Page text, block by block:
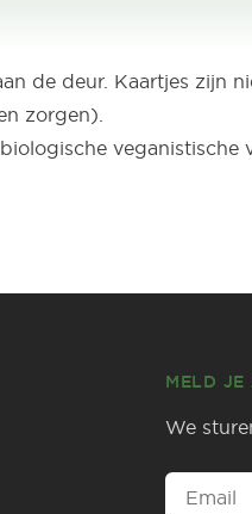
de deur. Kaartjes zijn
zorgen).
veganistische
MELD JE
We